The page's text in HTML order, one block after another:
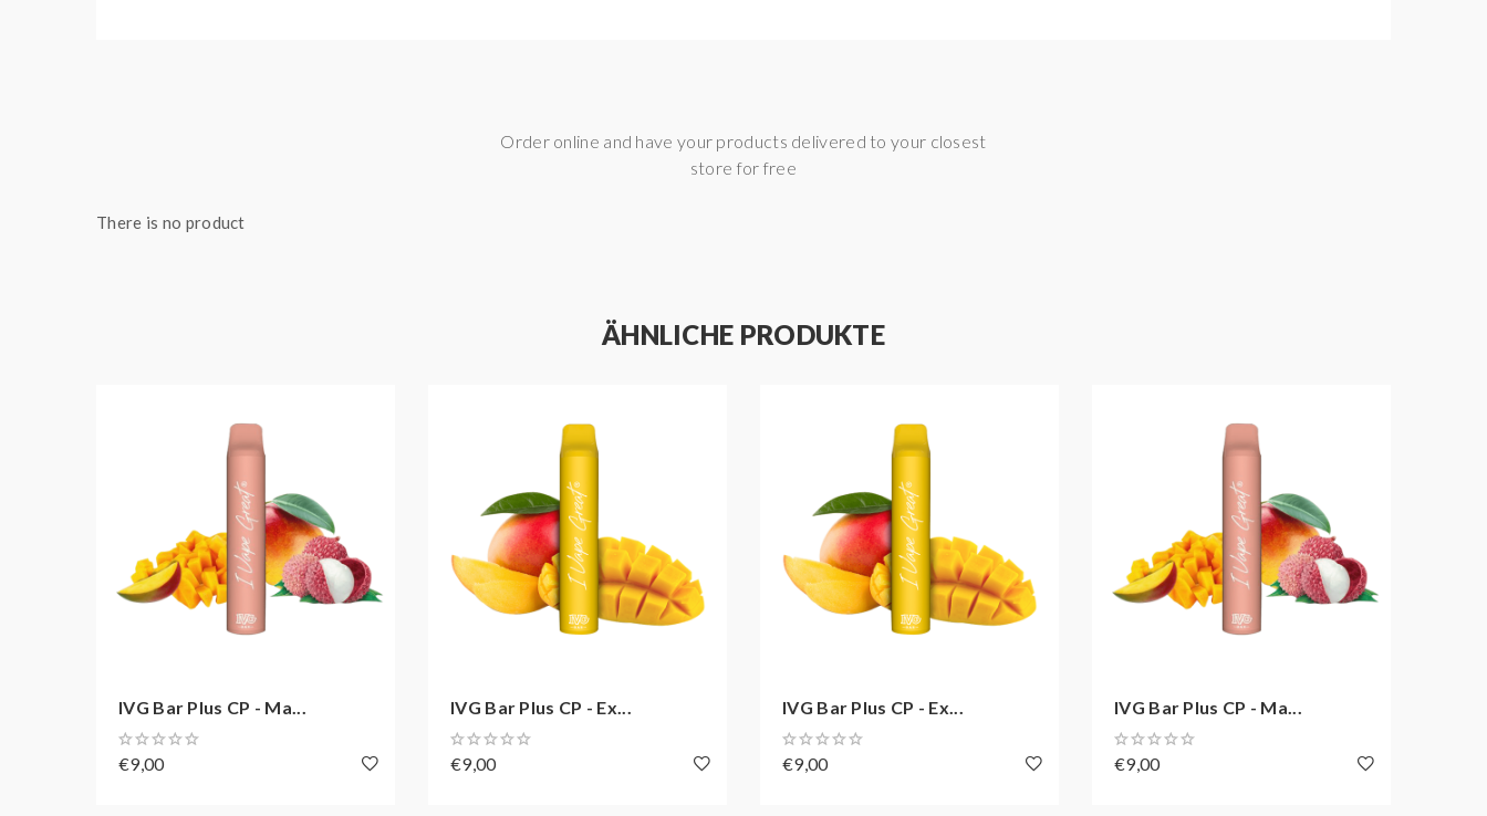
Geschmack: Mangosaft
Soft-Touch-Oberflächenbeschichtung
Order online and have your products delivered to your closest
store for free
There is no product
ÄHNLICHE PRODUKTE
IVG Bar Plus CP - Ma...
€9,00
IVG Bar Plus CP - Ex...
€9,00
IVG Bar Plus CP - Ex...
€9,00
IVG Bar Plus CP - Ma...
€9,00